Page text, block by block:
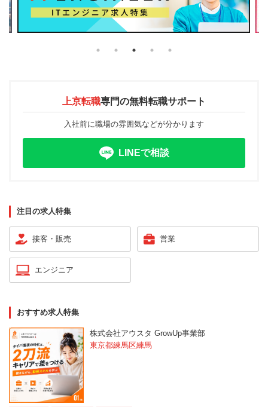
上京転職専門の無料転職サポート
入社前に職場の雰囲気などが分かります
LINEで相談
注目の求人特集
接客・販売 営業
エンジニア
おすすめ求人特集
株式会社アウスタ GrowUp事業部
東京都練馬区練馬